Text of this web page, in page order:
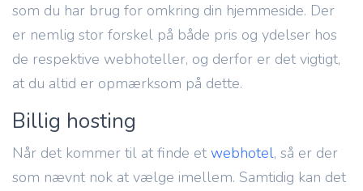
som du har brug for omkring din hjemmeside. Der
er nemlig stor forskel på både pris og ydelser hos
de respektive webhoteller, og derfor er det vigtigt,
at du altid er opmærksom på dette.
Billig hosting
Når det kommer til at finde et webhotel, så er der
som nævnt nok at vælge imellem. Samtidig kan det